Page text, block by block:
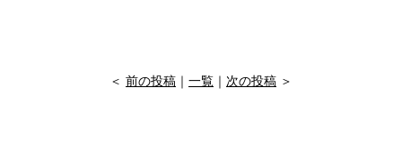
＜ 前の投稿 一覧 次の投稿 ＞